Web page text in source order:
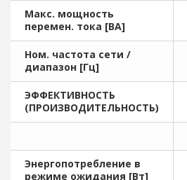
Макс. мощность
перемен. тока [ВА]
Ном. частота сети /
диапазон [Гц]
ЭФФЕКТИВНОСТЬ
(ПРОИЗВОДИТЕЛЬНОСТЬ)
Энергопотребление в
режиме ожидания [Вт]